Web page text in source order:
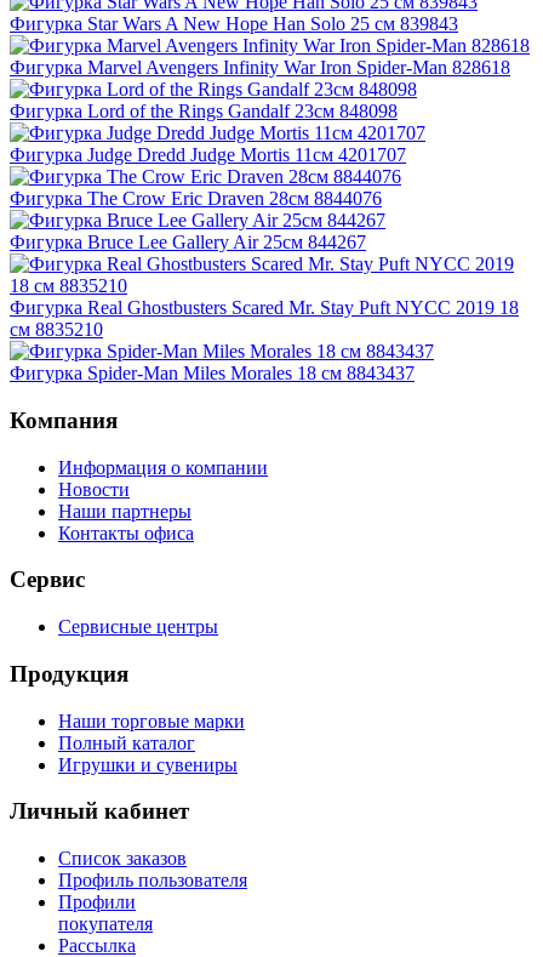
Фигурка Star Wars A New Hope Han Solo 25 см 839843
Фигурка Marvel Avengers Infinity War Iron Spider-Man 828618
Фигурка Lord of the Rings Gandalf 23см 848098
Фигурка Judge Dredd Judge Mortis 11см 4201707
Фигурка The Crow Eric Draven 28см 8844076
Фигурка Bruce Lee Gallery Air 25см 844267
Фигурка Real Ghostbusters Scared Mr. Stay Puft NYCC 2019 18
см 8835210
Фигурка Spider-Man Miles Morales 18 см 8843437
Компания
Информация о компании
Новости
Наши партнеры
Контакты офиса
Сервис
Сервисные центры
Продукция
Наши торговые марки
Полный каталог
Игрушки и сувениры
Личный кабинет
Список заказов
Профиль пользователя
Профили
покупателя
Рассылка